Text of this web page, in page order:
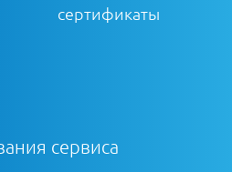
сертификаты
сервиса